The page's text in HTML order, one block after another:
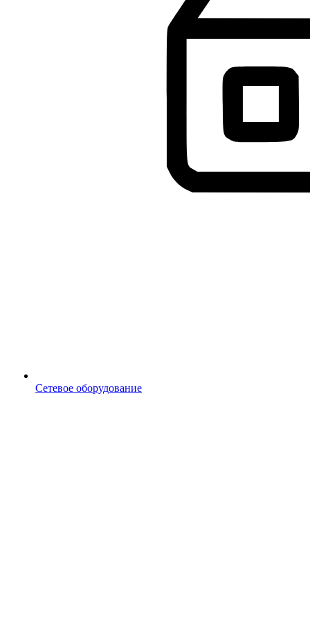
Сетевое оборудование